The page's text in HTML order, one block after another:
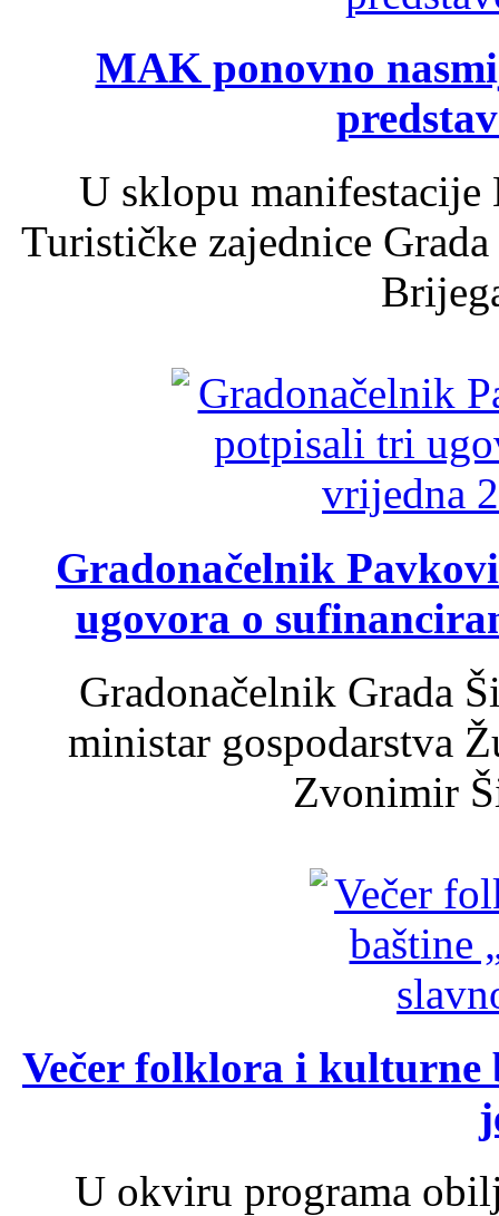
MAK ponovno
U sklopu
Turističke zajednice
Gradonačelnik
ugovora o
Gradonačelnik Grada
ministar gospodarstva
Zvonimir
Večer folklora i kulturne
U okviru programa